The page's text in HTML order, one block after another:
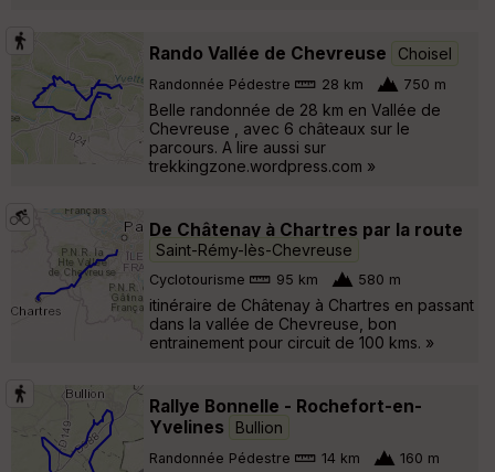
Rando Vallée de Chevreuse Choisel
Randonnée Pédestre 28 km 750 m
Belle randonnée de 28 km en Vallée de
Chevreuse , avec 6 châteaux sur le
parcours. A lire aussi sur
trekkingzone.wordpress.com »
De Châtenay à Chartres par la route
Saint-Rémy-lès-Chevreuse
Cyclotourisme 95 km 580 m
itinéraire de Châtenay à Chartres en passant
dans la vallée de Chevreuse, bon
entrainement pour circuit de 100 kms. »
Rallye Bonnelle - Rochefort-en-
Yvelines
Bullion
Randonnée Pédestre 14 km 160 m